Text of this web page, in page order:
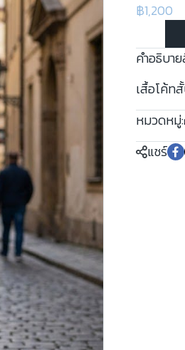
฿1,200
คำอธิบา
เสื้อโค้ท
หมวดหมู่:
แชร์